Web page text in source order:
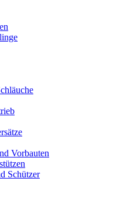
Vorbauten
Schützer